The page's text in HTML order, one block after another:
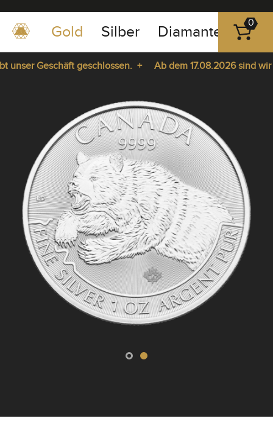
0351
-
43
Gold Silber Diamanten
0
Geschäft geschlossen. +
Ab dem 17.08.2026 sind wir